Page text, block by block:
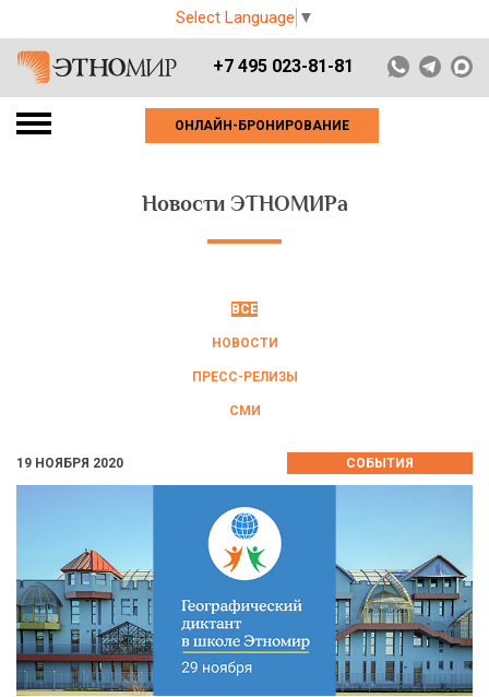
Select Language ▼
+7 495 023-81-81
ОНЛАЙН-БРОНИРОВАНИЕ
Новости ЭТНОМИРа
ВСЕ
НОВОСТИ
ПРЕСС-РЕЛИЗЫ
СМИ
19 НОЯБРЯ 2020 СОБЫТИЯ